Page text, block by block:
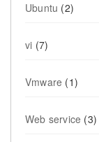
Ubuntu (2)
vi (7)
Vmware (1)
Web service (3)